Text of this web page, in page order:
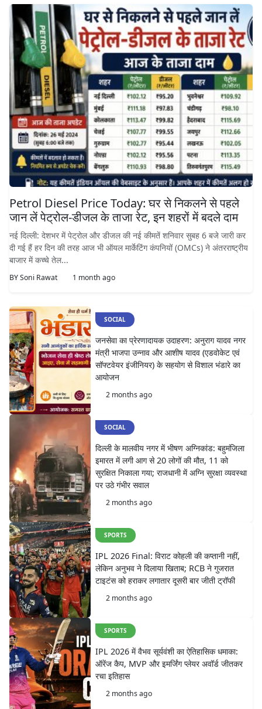
Petrol Diesel Price Today: घर से निकलने से पहले
जान लें पेट्रोल-डीजल के ताजा रेट, इन शहरों में बदले दाम
नई दिल्ली: देशभर में पेट्रोल और डीजल की नई कीमतें शनिवार सुबह 6 बजे जारी कर
दी गई हैं हर दिन की तरह आज भी ऑयल मार्केटिंग कंपनियों (OMCs) ने अंतरराष्ट्रीय
बाजार में कच्चे तेल...
BYSoni Rawat 1 month ago
SOCIAL
जनसेवा का प्रेरणादायक उदाहरण: अनुराग यादव नगर
मंत्री भाजपा उन्नाव और आशीष यादव (एडवोकेट एवं
सॉफ्टवेयर इंजीनियर) के सहयोग से विशाल भंडारे का
आयोजन
2 months ago
SOCIAL
दिल्ली के मालवीय नगर में भीषण अग्निकांड: बहुमंजिला
इमारत में लगी आग से 20 लोगों की मौत, 11 को
सुरक्षित निकाला गया; राजधानी में अग्नि सुरक्षा व्यवस्था
पर उठे गंभीर सवाल
2 months ago
SPORTS
IPL 2026 Final: विराट कोहली की कप्तानी नहीं,
लेकिन अनुभव ने दिलाया खिताब; RCB ने गुजरात
टाइटंस को हराकर लगातार दूसरी बार जीती ट्रॉफी
2 months ago
SPORTS
IPL 2026 में वैभव सूर्यवंशी का ऐतिहासिक धमाका:
ऑरेंज कैप, MVP और इमर्जिंग प्लेयर अवॉर्ड जीतकर
रचा इतिहास
2 months ago